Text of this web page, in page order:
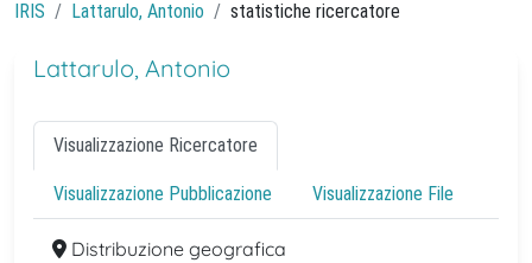
IRIS Lattarulo, Antonio statistiche ricercatore
Lattarulo, Antonio
Visualizzazione Ricercatore
Visualizzazione Pubblicazione Visualizzazione File
Distribuzione geografica